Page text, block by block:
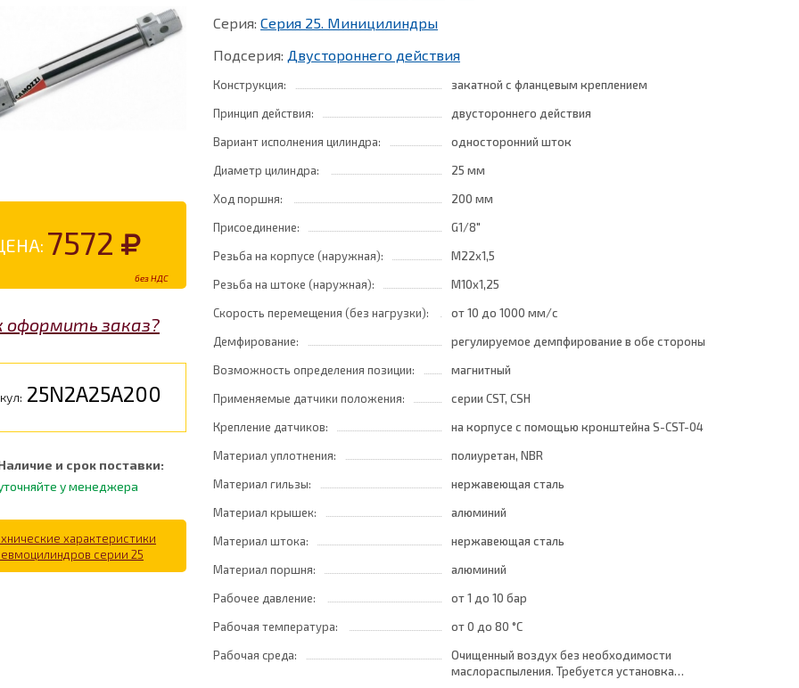
7572
без НДС
оформить заказ?
25N2A25A200
и срок поставки:
у менеджера
характеристики
серии 25
Серия: Серия 25. Миницилиндры
Подсерия: Двустороннего действия
Конструкция:
закатной с фланцевым креплением
Принцип действия:
двустороннего действия
Вариант исполнения цилиндра:
односторонний шток
Диаметр цилиндра:
25 мм
Ход поршня:
200 мм
Присоединение:
G1/8"
Резьба на корпусе (наружная):
M22x1,5
Резьба на штоке (наружная):
M10x1,25
Скорость перемещения (без нагрузки):
от 10 до 1000 мм/с
Демфирование:
регулируемое демпфирование в обе стороны
Возможность определения позиции:
магнитный
Применяемые датчики положения:
серии CST, CSH
Крепление датчиков:
на корпусе с помощью кронштейна S-CST-04
Материал уплотнения:
полиуретан, NBR
Материал гильзы:
нержавеющая сталь
Материал крышек:
алюминий
Материал штока:
нержавеющая сталь
Материал поршня:
алюминий
Рабочее давление:
от 1 до 10 бар
Рабочая температура:
от 0 до 80 °C
Рабочая среда:
Очищенный воздух без необходимости
маслораспыления. Требуется установка